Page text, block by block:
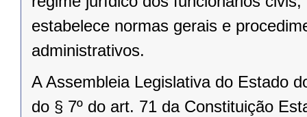
estabelece normas gerais e
administrativos.
A Assembleia Legislativa do Estado
do § 7º do art. 71 da Constituição